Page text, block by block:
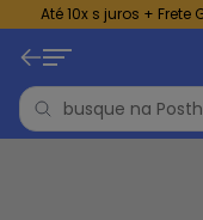
Até 10x s juros + Frete